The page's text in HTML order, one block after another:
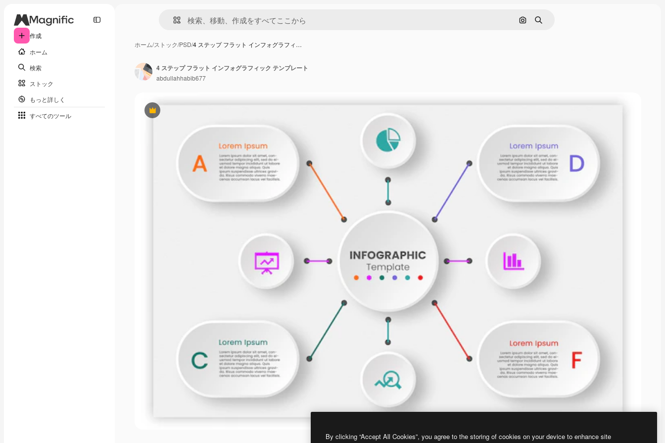
作成
ホーム
検索
ストック
もっと詳しく
すべてのツール
画像で検索
検索
ホーム/ストック/PSD/4 ステップ フラット インフォグラフィ…
Premium
4 ステップ フラット インフォグラフィック テンプレート
abdullahhabib677
By clicking “Accept All Cookies”, you agree to the storing of cookies on your device to enhance site